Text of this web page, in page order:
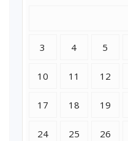
3 4 5
10 11 12
17 18 19
24 25 26